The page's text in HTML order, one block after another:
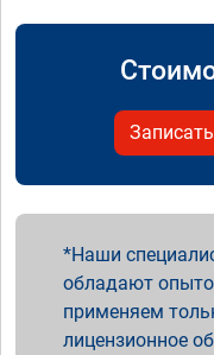
Наши
обладают
применяем
лицензионное